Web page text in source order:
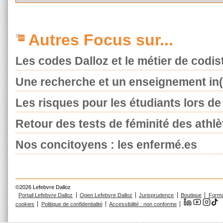
Autres Focus sur...
Les codes Dalloz et le métier de
Une recherche et un enseignement
Les risques pour les étudiants lors de
Retour des tests de féminité des
Nos concitoyens : les enfermé.es
©2026 Lefebvre Dalloz
Portail Lefebvre Dalloz
Open Lefebvre Dalloz Jurisprudence Boutique
cookies
Politique de confidentialité Accessibilité : non conforme